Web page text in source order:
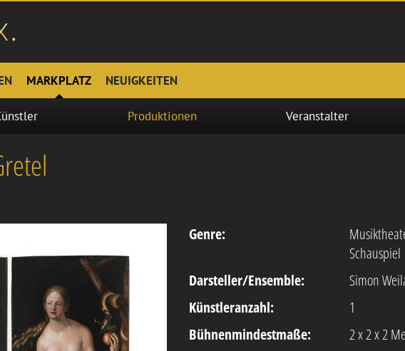
MARKPLATZ NEUIGKEITEN
Produktionen Veranstalter
Genre:
Schauspiel
Darsteller/Ensemble:
Simon
Künstleranzahl:
1
Bühnenmindestmaße:
2 x 2 x 2